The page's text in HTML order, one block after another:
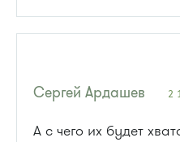
Сергей Ардашев
А с чего их будет